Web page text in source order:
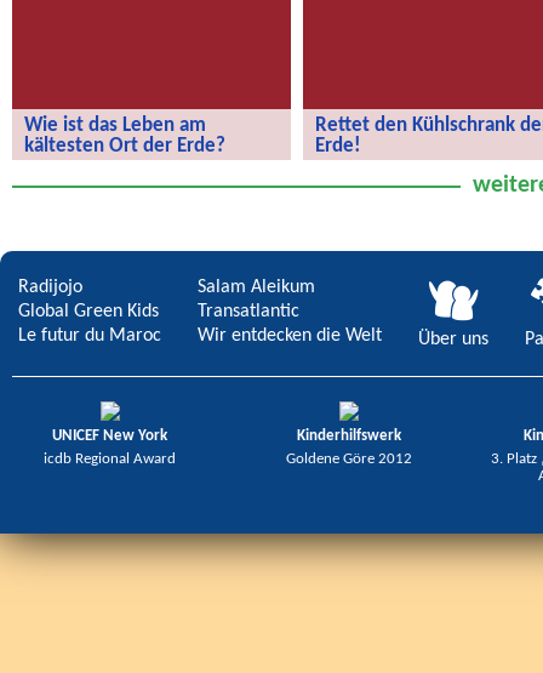
Wie ist das Leben am
kältesten Ort der Erde?
der Erde?
Rettet den Kühlschrank
Erde!
Radijojo
Global Green Kids
Le futur du Maroc
Salam Aleikum
Transatlantic
Wir entdecken die Welt
Über uns
UNICEF New York
icdb Regional Award
Kinderhilfswerk
Goldene Göre 2012
3. Platz